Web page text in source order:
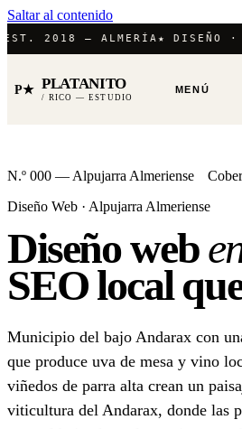
Saltar al contenido
2018 — ALMERÍA ★ DISEÑO ·
P★ PLATANITO
/ RICO — ESTUDIO
MENÚ
N.º 000 — Alpujarra Almeriense
Diseño Web · Alpujarra Almeriense
Diseño web
SEO local
Municipio del bajo Andarax con
que produce uva de mesa y vino
viñedos de parra alta crean un
viticultura del Andarax, donde las